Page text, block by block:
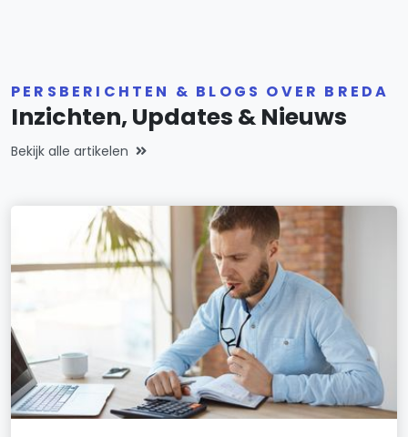
PERSBERICHTEN & BLOGS OVER BREDA
Inzichten, Updates & Nieuws
Bekijk alle artikelen